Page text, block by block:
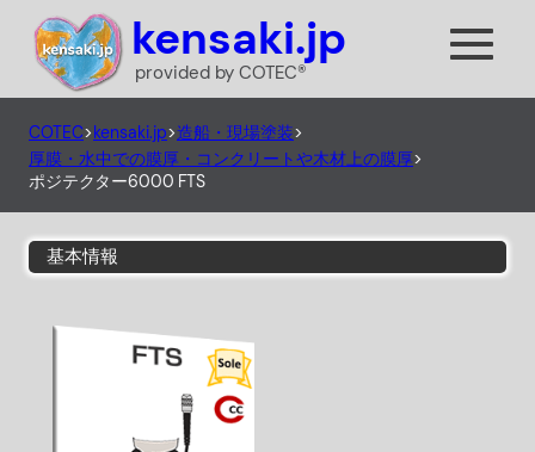
プ
kensaki.jp
provided by COTEC®
COTEC>kensaki.jp>造船・現場塗装>
厚膜・水中での膜厚・コンクリートや木材上の膜厚>
ポジテクター6000 FTS
基本情報